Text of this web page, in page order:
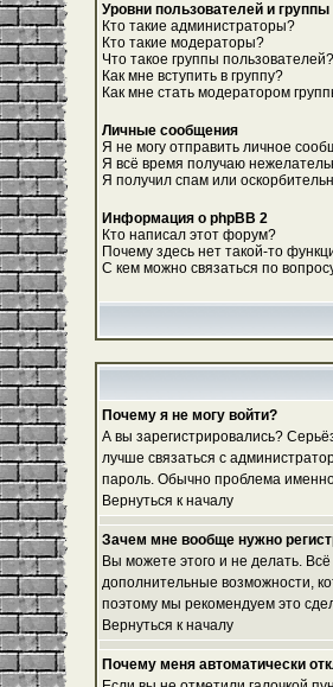
Уровни пользователей и группы
Кто такие администраторы?
Кто такие модераторы?
Что такое группы пользователей?
Как мне вступить в группу?
Как мне стать модератором
Личные сообщения
Я не могу отправить личное
Я всё время получаю
Я получил спам или
Информация о phpBB 2
Кто написал этот форум?
Почему здесь нет такой-то
С кем можно связаться по
Почему я не могу войти?
А вы зарегистрировались?
лучше связаться с
пароль. Обычно проблема
Вернуться к началу
Зачем мне вообще нужно
Вы можете этого и не делать.
дополнительные возможности,
поэтому мы рекомендуем это
Вернуться к началу
Почему меня автоматически